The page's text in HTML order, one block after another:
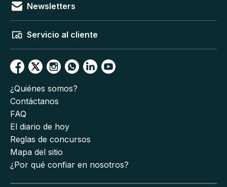
Newsletters
Servicio al cliente
¿Quiénes somos?
Contáctanos
FAQ
El diario de hoy
Reglas de concursos
Mapa del sitio
¿Por qué confiar en nosotros?